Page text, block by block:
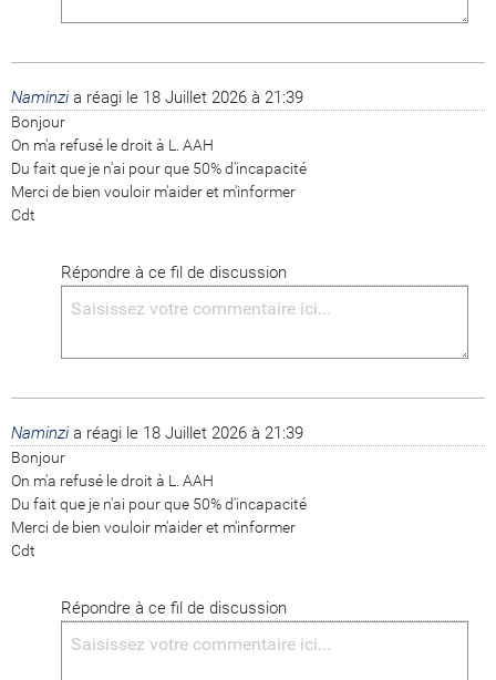
Naminzia réagi le 18 Juillet 2026 à 21:39
Bonjour
On m'a refusé le droit à L. AAH
Du fait que je n'ai pour que 50% d'incapacité
Merci de bien vouloir m'aider et m'informer
Cdt
Répondre à ce fil de discussion
Naminzia réagi le 18 Juillet 2026 à 21:39
Bonjour
On m'a refusé le droit à L. AAH
Du fait que je n'ai pour que 50% d'incapacité
Merci de bien vouloir m'aider et m'informer
Cdt
Répondre à ce fil de discussion